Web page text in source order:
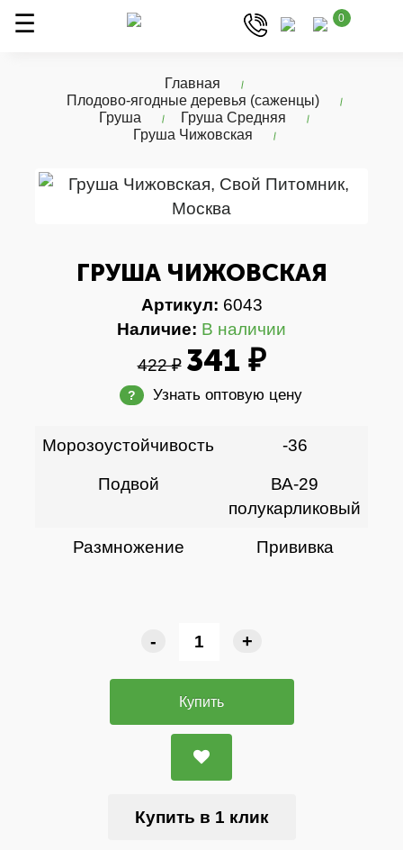
0
Главная
Плодово-ягодные деревья (саженцы)
Груша
Груша Средняя
Груша Чижовская
ГРУША ЧИЖОВСКАЯ
Артикул: 6043
Наличие: В наличии
422 ₽ 341 ₽
? Узнать оптовую цену
Морозоустойчивость -36
Подвой
ВА-29
полукарликовый
Размножение Прививка
- +
Купить
Купить в 1 клик